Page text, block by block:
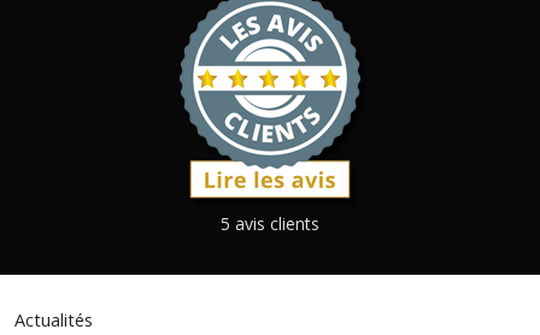
5 avis clients
Actualités